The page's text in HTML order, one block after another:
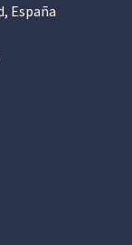
España